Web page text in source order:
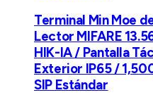
Terminal Min Moe
Lector MIFARE
HIK-IA / Pantalla
Exterior IP65 /
SIP Estándar